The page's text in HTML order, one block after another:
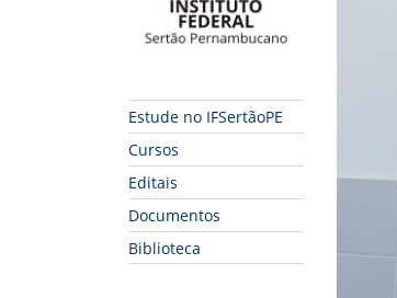
Estude no IFSertãoPE
Cursos
Editais
Documentos
Biblioteca